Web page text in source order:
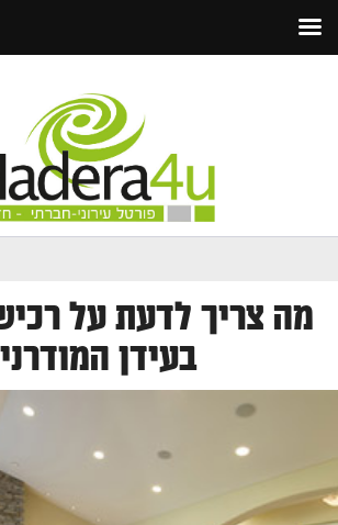
מה צריך לדעת על
בעידן